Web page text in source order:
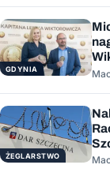
GDYNIA
ŻEGLARSTWO